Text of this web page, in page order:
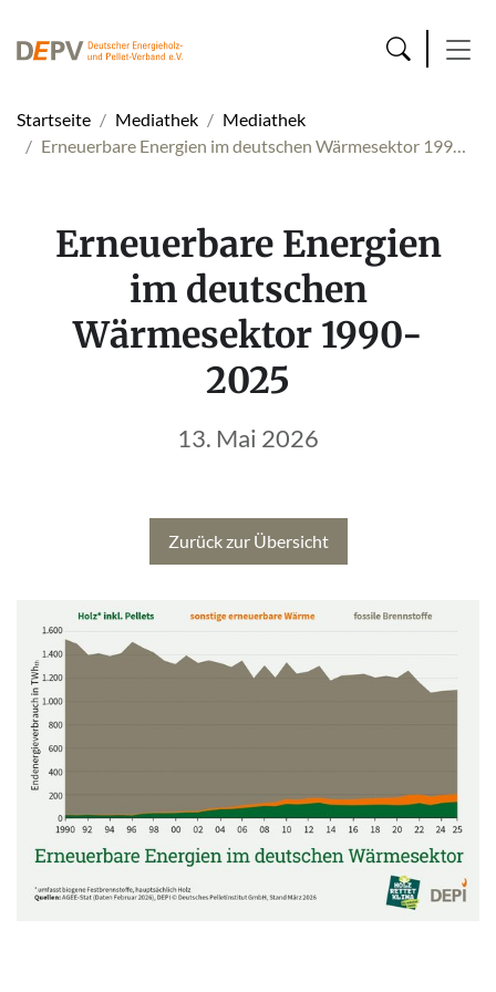
Startseite Mediathek
Mediathek
Erneuerbare Energien im deutschen Wärmesektor 199…
Erneuerbare Energien
im deutschen
Wärmesektor 1990-
2025
13. Mai 2026
Zurück zur Übersicht